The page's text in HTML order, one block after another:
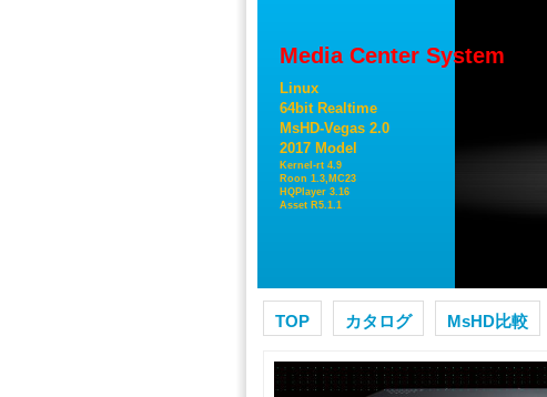
Media Center System
Linux
64bit Realtime
MsHD-Vegas 2.0
2017 Model
Kernel-rt 4.9
Roon 1.3,MC23
HQPlayer 3.16
Asset R5.1.1
TOP カタログ MsHD比較